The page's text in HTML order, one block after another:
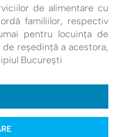
de alimentare cu
familiilor, respectiv
pentru locuinţa de
reşedinţă a acestora,
București